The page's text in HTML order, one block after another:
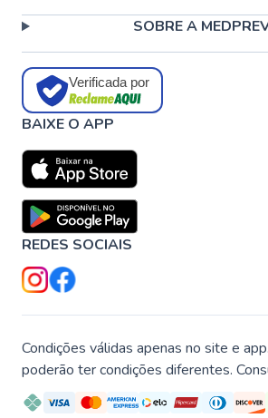
SOBRE A
Verificada por
BAIXE O APP
REDES SOCIAIS
Condições válidas apenas no site e
poderão ter condições diferentes.